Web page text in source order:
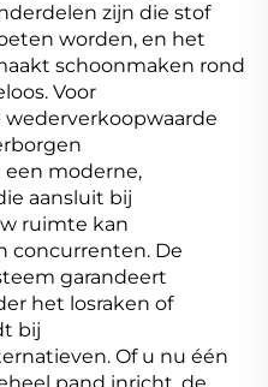
zijn die stof
worden, en het
schoonmaken rond
Voor
moderne,
aansluit bij
ruimte kan
concurrenten. De
garandeert
het losraken of
bij
Of u nu één